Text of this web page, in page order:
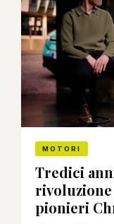
MOTORI
Tredici
pionieri